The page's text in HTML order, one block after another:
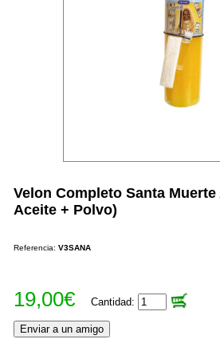
Velon Completo Santa
Aceite + Polvo)
Referencia:V3SANA
19,00€ Cantidad: